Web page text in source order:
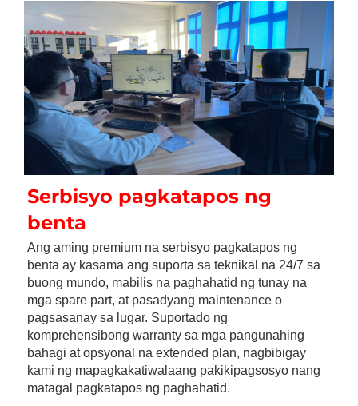
Serbisyo pagkatapos ng
benta
Ang aming premium na serbisyo pagkatapos ng
benta ay kasama ang suporta sa teknikal na 24/7 sa
buong mundo, mabilis na paghahatid ng tunay na
mga spare part, at pasadyang maintenance o
pagsasanay sa lugar. Suportado ng
komprehensibong warranty sa mga pangunahing
bahagi at opsyonal na extended plan, nagbibigay
kami ng mapagkakatiwalaang pakikipagsosyo nang
matagal pagkatapos ng paghahatid.